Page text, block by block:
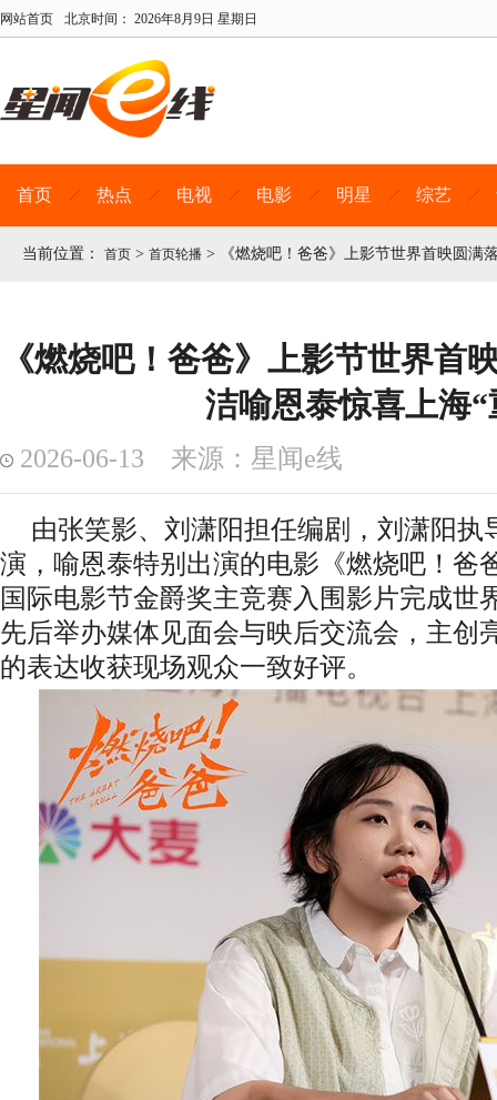
网站首页 北京时间： 2026年8月9日 星期日
首页 热点 电视 电影 明星 综艺
当前位置： 首页 > 首页轮播 > 《燃烧吧！爸爸》上影节世界首映圆满
《燃烧吧！爸爸》上影节世界首
洁喻恩泰惊喜上海“
2026-06-13 来源：星闻e线
由张笑影、刘潇阳担任编剧，刘潇阳
演，喻恩泰特别出演的电影《燃烧吧！爸
国际电影节金爵奖主竞赛入围影片完成世
先后举办媒体见面会与映后交流会，主创
的表达收获现场观众一致好评。